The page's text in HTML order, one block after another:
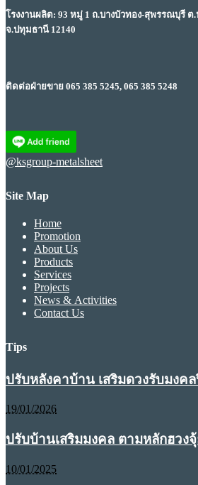
โรงงานผลิต: 93 หมู่ 1 ถ.บางบัวทอง-สุพรรณบุรี
จ.ปทุมธานี 12140
ติดต่อฝ่ายขาย 065 385 5245, 065 385 5248
@ksgroup-metalsheet
Site Map
Home
Promotion
About Us
Products
Services
Projects
News & Activities
Contact Us
Tips
ปรับหลังคาบ้าน เสริมดวงรับมงคล
19/01/2026
ปรับบ้านเสริมมงคล ตามหลักฮวง
10/01/2025